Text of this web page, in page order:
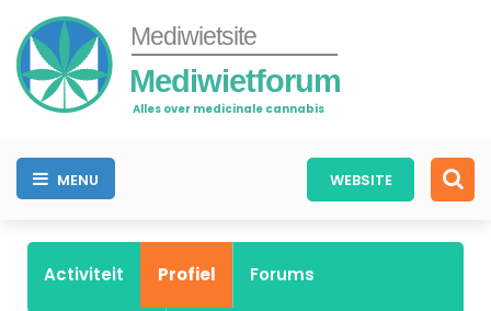
Mediwietsite
Mediwietforum
Alles over medicinale cannabis
MENU WEBSITE
Activiteit Profiel Forums